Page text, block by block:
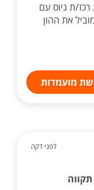
ת גיוס עם
את ההון
מועמדות
לפני דקה